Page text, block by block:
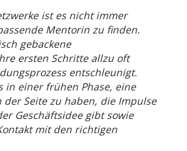
ist es nicht immer
Mentorin zu finden.
gebackene
ersten Schritte allzu oft
entschleunigt.
in einer frühen Phase, eine
der Seite zu haben, die Impulse
Geschäftsidee gibt sowie
mit den richtigen